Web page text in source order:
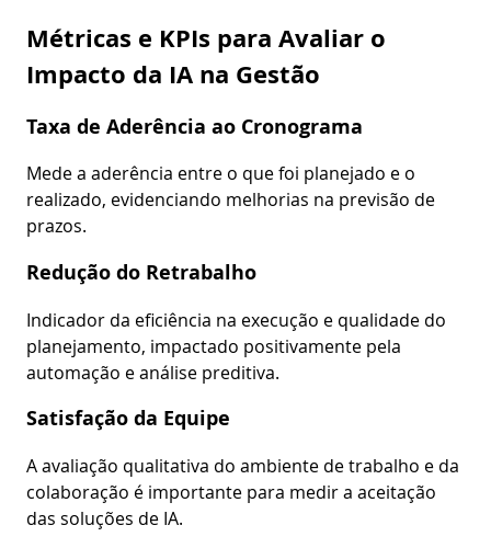
Métricas e KPIs para Avaliar o
Impacto da IA na Gestão
Taxa de Aderência ao Cronograma
Mede a aderência entre o que foi planejado e o
realizado, evidenciando melhorias na previsão de
prazos.
Redução do Retrabalho
Indicador da eficiência na execução e qualidade do
planejamento, impactado positivamente pela
automação e análise preditiva.
Satisfação da Equipe
A avaliação qualitativa do ambiente de trabalho e da
colaboração é importante para medir a aceitação
das soluções de IA.